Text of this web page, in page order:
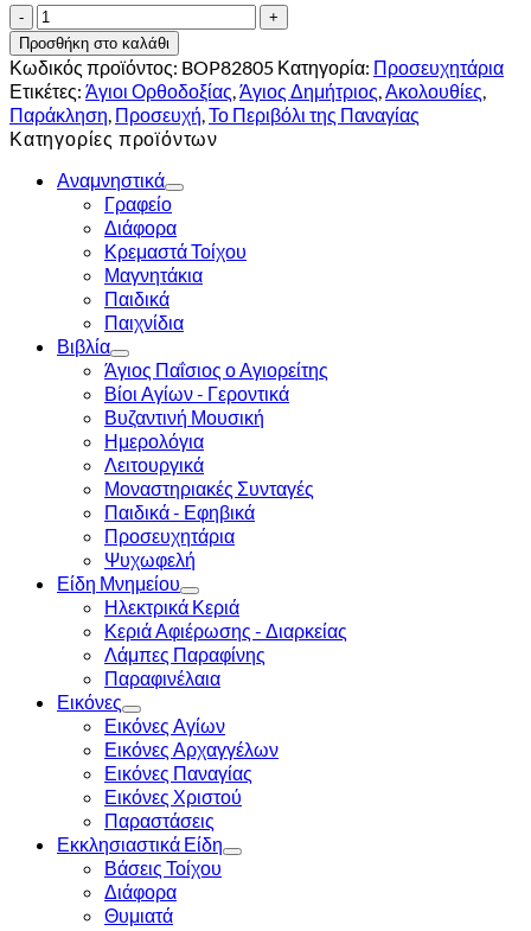
Παρακλητικός
Κανών
Αγίου
Δημητρίου
του
Μυροβλύτου
ποσότητα
Προσθήκη στο καλάθι
Κωδικός προϊόντος: BOP82805 Κατηγορία: Προσευχητάρια
Ετικέτες: Άγιοι Ορθοδοξίας,Άγιος Δημήτριος,Ακολουθίες,
Παράκληση, Προσευχή,Το Περιβόλι της Παναγίας
Κατηγορίες προϊόντων
Αναμνηστικά
Γραφείο
Διάφορα
Κρεμαστά Τοίχου
Μαγνητάκια
Παιδικά
Παιχνίδια
Βιβλία
Άγιος Παΐσιος ο Αγιορείτης
Βίοι Αγίων - Γεροντικά
Βυζαντινή Μουσική
Ημερολόγια
Λειτουργικά
Μοναστηριακές Συνταγές
Παιδικά - Εφηβικά
Προσευχητάρια
Ψυχωφελή
Είδη Μνημείου
Ηλεκτρικά Κεριά
Κεριά Αφιέρωσης - Διαρκείας
Λάμπες Παραφίνης
Παραφινέλαια
Εικόνες
Εικόνες Αγίων
Εικόνες Αρχαγγέλων
Εικόνες Παναγίας
Εικόνες Χριστού
Παραστάσεις
Εκκλησιαστικά Είδη
Βάσεις Τοίχου
Διάφορα
Θυμιατά